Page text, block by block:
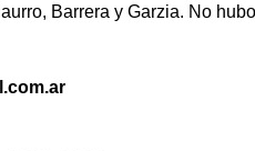
Barrera y Garzia. No